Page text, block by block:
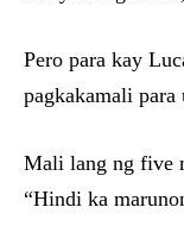
Pero para kay
pagkakamali para
Mali lang ng five
“Hindi ka